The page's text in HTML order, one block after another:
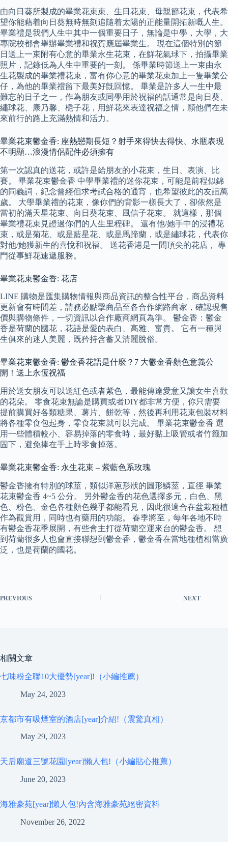
由向日葵所製成的畢業花束束、生日花束、母親節花束，代表希
望你能藉着向日葵無時無刻追隨着太陽的正能量開拓新嘅人生。
畢業禮是我們人生中其中一個重要日子，無論是中學，大學，大
專院校都會舉辦畢業禮和祝賀應屆畢業生。 現在這個特別的節
日送上一束附有心意的畢業永生花束，在鮮花氣球下，拍攝畢業
照片，記錄低為人生中重要的一刻。 係畢業時節送上一束由永
生花製成的畢業禮花束，富有你心意的畢業花束加上一隻畢業公
仔，為他的畢業禮留下最美好旣回憶。 畢業是許多人一生中最
難忘的日子之一，作為朋友或同學用於祝福的話通常是向日葵、
繡球花、康乃馨、梔子花，用鮮花來表達祝福之情，願他們在未
來前行的路上充滿熱情和活力。
畢業花束鬱金香: 座熱戀期長短？射手來得快去得快、水瓶表現
不明顯…浪漫情侶配件必須擁有
第一次認真的送花，或許是給朋友的小花束，生日、表演、比
賽。 畢業花束鬱金香 中學畢業禮的迷你花束，可能是前程似錦
的同義詞，紀念曾經但求考試合格的通宵，也希望彼此的友誼萬
歲。 大學畢業禮的花束，像你們的背影一樣長大了，卻依然是
當初的滿天星花束、向日葵花束、風信子花束。 就這樣，那個
畢業禮花束見證過你們的人生里程碑。 還有他/她手中的浸禮花
束，或是菊花、或是藍星花、或是馬蹄蘭，或是繡球花，代表你
對他/她獲新生的喜悅和祝福。 送花香港是一間頂尖的花店， 專
門從事鮮花速遞服務。
畢業花束鬱金香: 花店
LINE 購物是匯集購物情報與商品資訊的整合性平台，商品資料
更新會有時間差，請務必點擊商品至各合作網路商家，確認現售
價與購物條件，一切資訊以合作廠商網頁為準。 鬱金香：鬱金
香是荷蘭的國花，花語是愛的表白、高雅、富貴。 它有一種與
生俱來的迷人美麗，既矜持含蓄又清麗脫俗。
畢業花束鬱金香: 鬱金香花語是什麼？7 大鬱金香顏色意義公
開！送上永恆祝福
用於送女朋友可以送紅色或者紫色，最能傳達愛意又讓女生喜歡
的花朵。 零食花束無論是購買或者DIY都非常方便，你只需要
提前購買好各類糖果、薯片、餅乾等，然後再利用花束包裝材料
將各種零食包起身，零食花束就可以完成。 畢業花束鬱金香 選
用一些體積較小、容易掉落的零食時，最好黏上吸管或者竹籤加
固下，避免捧在手上時零食掉落。
畢業花束鬱金香: 永生花束 – 紫藍色系玫瑰
鬱金香擁有特別的球莖，類似洋蔥形狀的圓形鱗莖，直徑 畢業
花束鬱金香 4~5 公分。 另外鬱金香的花色選擇多元，白色、黑
色、粉色、金色各種顏色幾乎都能看見，因此很適合在盆栽種植
作為觀賞用，同時也有藥用的功能。 春季將至，每年各地不時
有鬱金香花季展開，有些會主打從荷蘭空運來台的鬱金香。 想
到荷蘭很多人也會直接聯想到鬱金香，鬱金香在當地種植相當廣
泛，也是荷蘭的國花。
PREVIOUS NEXT
相關文章
七味粉全聯10大優勢[year]!（小編推薦）
May 24, 2023
京都市有吸煙室的酒店[year]介紹!（震驚真相）
May 29, 2023
天后廟道三號花園[year]懶人包!（小編貼心推薦）
June 20, 2023
海雅豪苑[year]懶人包!內含海雅豪苑絕密資料
November 26, 2022